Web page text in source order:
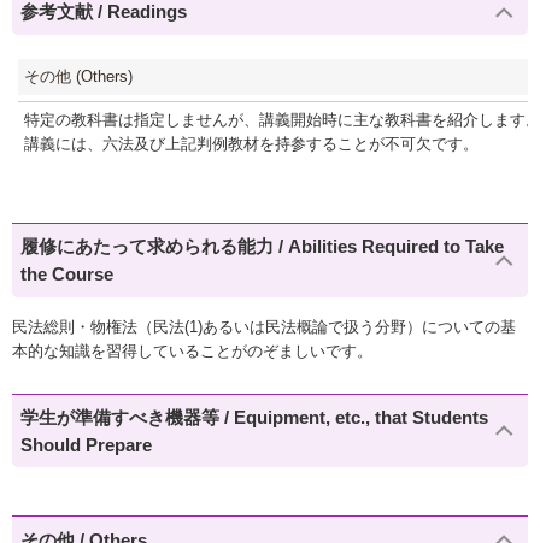
参考文献 / Readings
その他 (Others)
特定の教科書は指定しませんが、講義開始時に主な教科書を紹介します。
講義には、六法及び上記判例教材を持参することが不可欠です。
履修にあたって求められる能力 / Abilities Required to Take
the Course
民法総則・物権法（民法(1)あるいは民法概論で扱う分野）についての基
本的な知識を習得していることがのぞましいです。
学生が準備すべき機器等 / Equipment, etc., that Students
Should Prepare